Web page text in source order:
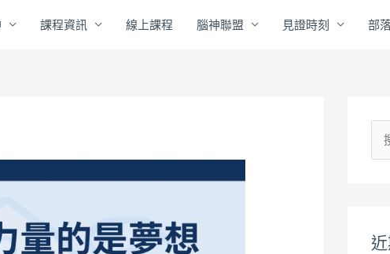
課程資訊 線上課程 腦神聯盟 見證時刻 部
字